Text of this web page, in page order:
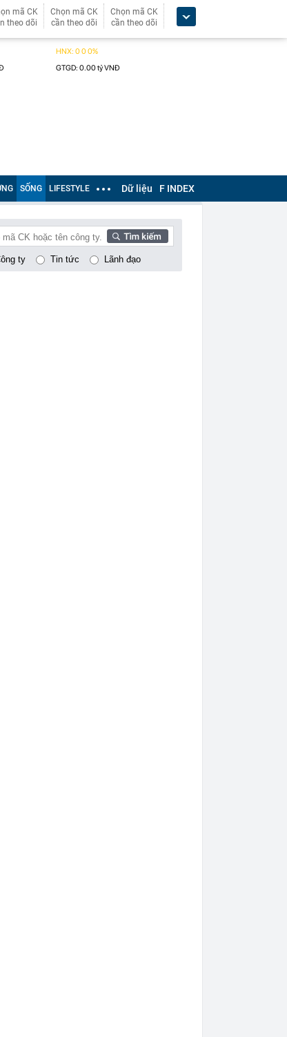
mã CK
theo dõi
Chọn mã CK
cần theo dõi
Chọn mã CK
cần theo dõi
SỐNG LIFESTYLE Dữ liệu F INDEX
ty Tin tức Lãnh đạo